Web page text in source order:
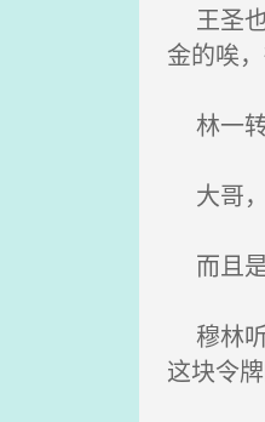
王圣也
金的唉
林一转
大哥，
而且是
穆林听
这块令